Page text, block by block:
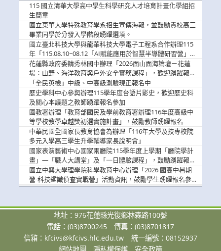
115 國立清華大學高中學生科學研究人才培育計畫化學組招
生簡章
國立東華大學特殊教育學系招生宣傳海報，並鼓勵貴校高三
畢業同學於分發入學階段踴躍選填。
國立臺北科技大學與龍華科技大學電子工程系合作辦理115
年「115.08.10~08.12「AI賦能應用於智慧半導體研習營」，
歡迎學生踴躍報名參加
花蓮縣政府委請秀林國中辦理「2026面山面海論壇－花蓮
場：山野、海洋教育與戶外安全實務課程」，歡迎踴躍報名
參加
「全民英檢」中級、中高級測驗現正報名中
歷史學科中心參與辦理115學年度台語片影史，歡迎歷史科
及關心本議題之教師踴躍報名參加
國教署辦理「教育部國民及學前教育署辦理116年度高級中
等學校教學卓越獎初選實施計畫」，鼓勵教師踴躍報名
中華民國全國家長教育協會為辦理「116年大學及技專校院
多元入學高三學生升學輔導家長說明會」
國家表演藝術中心國家兩廳院115學年度上學期「廳院學計
畫」—「職人大講堂」及「一日體驗課程」，鼓勵踴躍報名
參與。
國立中興大學理學院科學教育中心辦理「2026 國高中暑期
營-科技鑑識偵查實戰營」活動資訊，鼓勵學生踴躍報名參
加。
地址：976花蓮縣光復鄉林森路100號
電話：(03)8700245
傳真：(03)8701817
信箱： kfcivs@kfcivs.hlc.edu.tw
統一編號：08152937